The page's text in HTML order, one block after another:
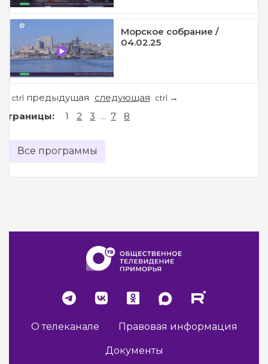
Морское собрание /
04.02.25
ctrl предыдущая следующая ctrl →
Страницы: 1 2 3 ... 7 8
Все программы
О телеканале Правовая информация
Документы